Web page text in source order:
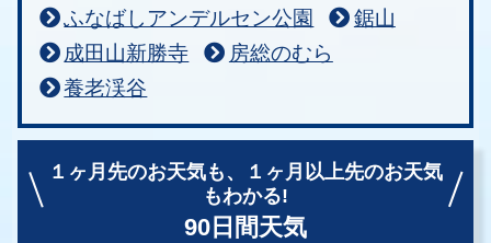
ふなばしアンデルセン公園
鋸山
成田山新勝寺
房総のむら
養老渓谷
１ヶ月先のお天気も、
１ヶ月以上先のお天気
もわかる!
90日間天気